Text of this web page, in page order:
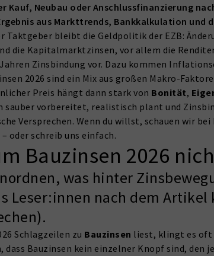
Kauf, Neubau oder Anschlussfinanzierung
aus Markttrends, Bankkalkulation und
Taktgeber bleibt die Geldpolitik der EZB:
die Kapitalmarktzinsen, vor allem die
Jahren Zinsbindung vor. Dazu kommen
2026 sind ein Mix aus großen Makro-
Preis hängt dann stark von Bonität,
sauber vorbereitet, realistisch plant und
Versprechen. Wenn du willst, schauen wir
– oder schreib uns einfach.
Bauzinsen 2026
was hinter
Leser:innen nach dem
Schlagzeilen zu Bauzinsen liest, klingt es oft
dass Bauzinsen kein einzelner Knopf sind,